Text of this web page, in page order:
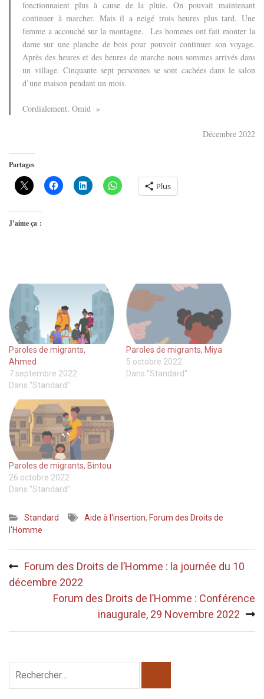
fonctionnaient plus à cause de la pluie. On pouvait maintenant
continuer à marcher. Mais il a neigé trois heures plus tard. Une
femme a accouché sur la montagne.
Les hommes ont fait monter la
dame sur une planche de bois pour pouvoir continuer son voyage.
Après des heures et des heures de marche nous sommes arrivés dans
un village. Cinquante sept personnes se sont cachées dans le salon
d’une maison pendant un mois.
Cordialement, Omid »
Décembre 2022
Partages
Plus
J’aime ça :
Paroles de migrants,
Ahmed
7 septembre 2022
Dans "Standard"
Paroles de migrants, Miya
5 octobre 2022
Dans "Standard"
Paroles de migrants, Bintou
26 octobre 2022
Dans "Standard"
Standard Aide à l'insertion, Forum des Droits de
l'Homme
de
Forum des Droits de l’Homme : la journée du 10
décembre 2022
Forum des Droits de l’Homme : Conférence
inaugurale, 29 Novembre 2022